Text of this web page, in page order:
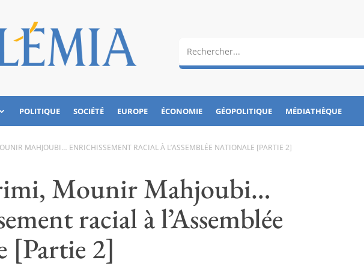
POLITIQUE SOCIÉTÉ EUROPE ÉCONOMIE GÉOPOLITIQUE MÉDIATHÈQUE
MAHJOUBI… ENRICHISSEMENT RACIAL À L’ASSEMBLÉE NATIONALE [PARTIE 2]
Mounir Mahjoubi…
racial à l’Assemblée
[Partie 2]